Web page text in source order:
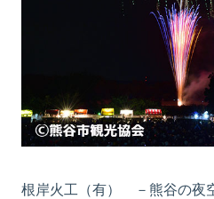
根岸火工（有） －熊谷の夜